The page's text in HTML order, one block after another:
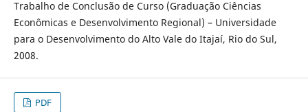
Trabalho de Conclusão de Curso (Graduação Ciências
Econômicas e Desenvolvimento Regional) – Universidade
para o Desenvolvimento do Alto Vale do Itajaí, Rio do Sul,
2008.
PDF